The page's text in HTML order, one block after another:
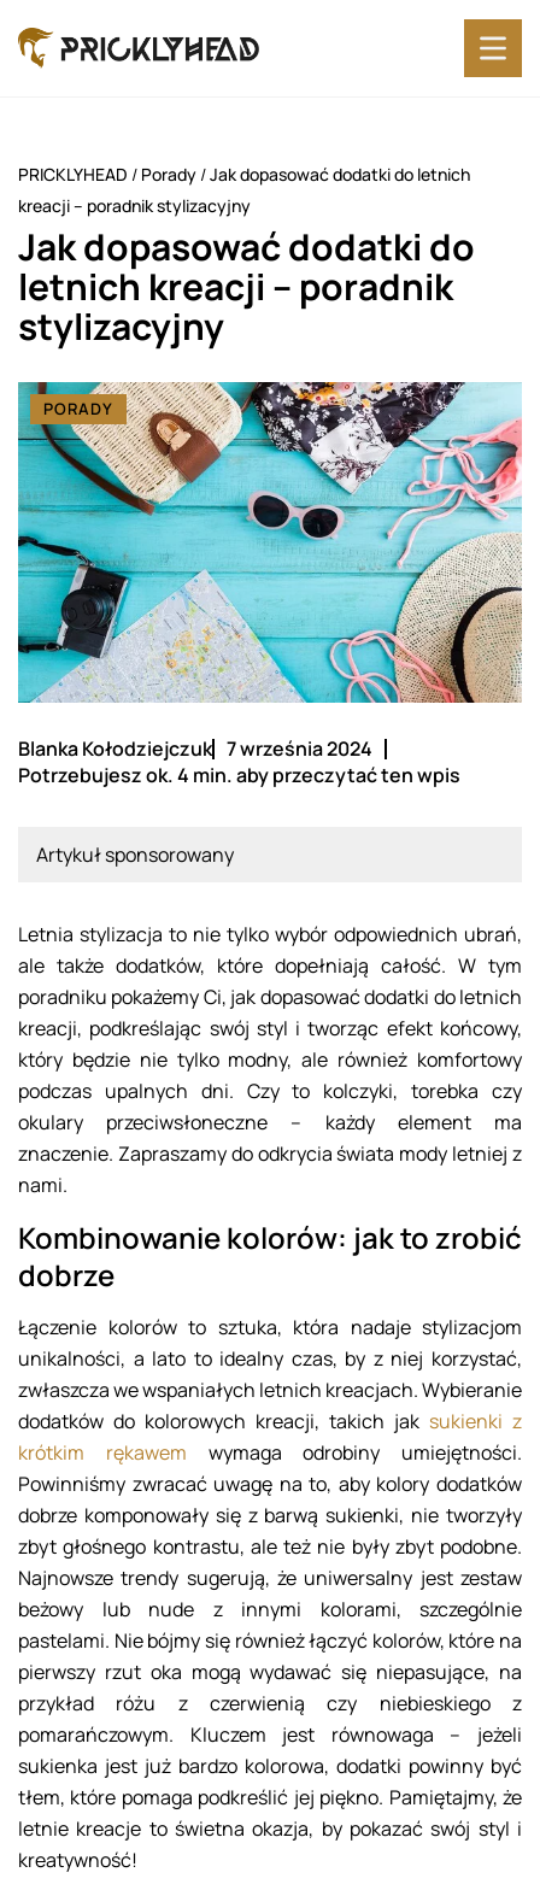
PRICKLYHEAD / Porady /Jak dopasować dodatki do letnich
kreacji – poradnik stylizacyjny
Jak dopasować dodatki do
letnich kreacji – poradnik
stylizacyjny
PORADY
Blanka Kołodziejczuk 7 września 2024
Potrzebujesz ok. 4 min. aby przeczytać ten wpis
Artykuł sponsorowany
Letnia stylizacja to nie tylko wybór odpowiednich ubrań,
ale także dodatków, które dopełniają całość. W tym
poradniku pokażemy Ci, jak dopasować dodatki do letnich
kreacji, podkreślając swój styl i tworząc efekt końcowy,
który będzie nie tylko modny, ale również komfortowy
podczas upalnych dni. Czy to kolczyki, torebka czy
okulary przeciwsłoneczne – każdy element ma
znaczenie. Zapraszamy do odkrycia świata mody letniej z
nami.
Kombinowanie kolorów: jak to zrobić
dobrze
Łączenie kolorów to sztuka, która nadaje stylizacjom
unikalności, a lato to idealny czas, by z niej korzystać,
zwłaszcza we wspaniałych letnich kreacjach. Wybieranie
dodatków do kolorowych kreacji, takich jak sukienki z
krótkim rękawem wymaga odrobiny umiejętności.
Powinniśmy zwracać uwagę na to, aby kolory dodatków
dobrze komponowały się z barwą sukienki, nie tworzyły
zbyt głośnego kontrastu, ale też nie były zbyt podobne.
Najnowsze trendy sugerują, że uniwersalny jest zestaw
beżowy lub nude z innymi kolorami, szczególnie
pastelami. Nie bójmy się również łączyć kolorów, które na
pierwszy rzut oka mogą wydawać się niepasujące, na
przykład różu z czerwienią czy niebieskiego z
pomarańczowym. Kluczem jest równowaga – jeżeli
sukienka jest już bardzo kolorowa, dodatki powinny być
tłem, które pomaga podkreślić jej piękno. Pamiętajmy, że
letnie kreacje to świetna okazja, by pokazać swój styl i
kreatywność!